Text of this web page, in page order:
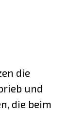
die
und
die beim